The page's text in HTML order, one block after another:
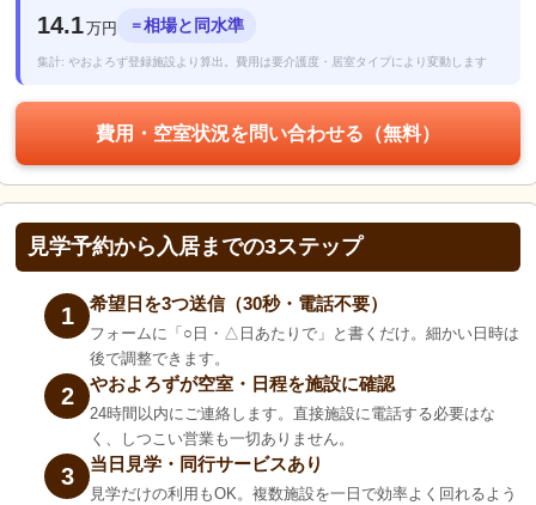
14.1万円 ＝相場と同水準
集計: やおよろず登録施設より算出。費用は要介護度・居室タイプにより変動します
費用・空室状況を問い合わせる（無料）
見学予約から入居までの3ステップ
1 希望日を3つ送信（30秒・電話不要）
フォームに「○日・△日あたりで」と書くだけ。細かい日時は
後で調整できます。
2 やおよろずが空室・日程を施設に確認
24時間以内にご連絡します。直接施設に電話する必要はな
く、しつこい営業も一切ありません。
3 当日見学・同行サービスあり
見学だけの利用もOK。複数施設を一日で効率よく回れるよう